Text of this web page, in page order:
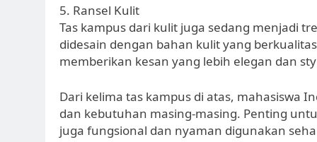
5. Ransel Kulit
Tas kampus dari kulit juga sedang menjadi
didesain dengan bahan kulit yang
memberikan kesan yang lebih elegan dan
Dari kelima tas kampus di atas, mahasiswa
dan kebutuhan masing-masing. Penting
juga fungsional dan nyaman digunakan